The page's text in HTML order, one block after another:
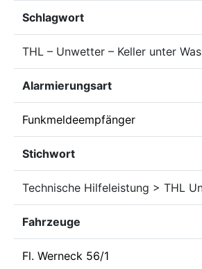
Schlagwort
THL – Unwetter – Keller unter
Alarmierungsart
Funkmeldeempfänger
Stichwort
Technische Hilfeleistung > THL
Fahrzeuge
Fl. Werneck 56/1